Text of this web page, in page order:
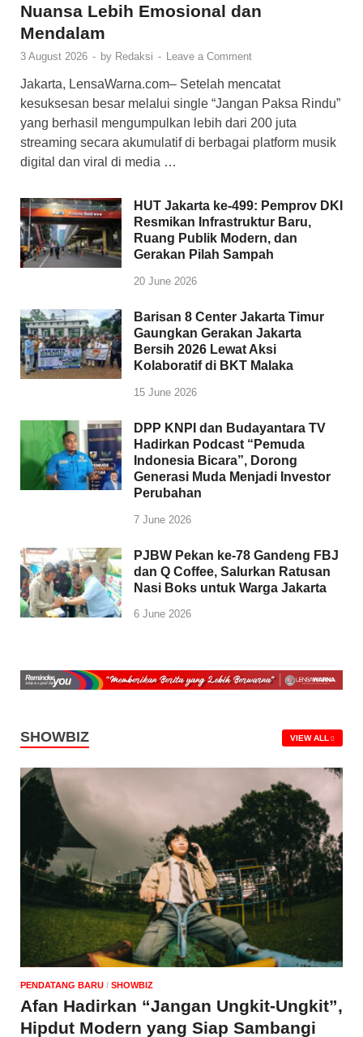
Nuansa Lebih Emosional dan
Mendalam
3 August 2026 - by Redaksi - Leave a Comment
Jakarta, LensaWarna.com– Setelah mencatat
kesuksesan besar melalui single “Jangan Paksa Rindu”
yang berhasil mengumpulkan lebih dari 200 juta
streaming secara akumulatif di berbagai platform musik
digital dan viral di media …
HUT Jakarta ke-499: Pemprov DKI
Resmikan Infrastruktur Baru,
Ruang Publik Modern, dan
Gerakan Pilah Sampah
20 June 2026
Barisan 8 Center Jakarta Timur
Gaungkan Gerakan Jakarta
Bersih 2026 Lewat Aksi
Kolaboratif di BKT Malaka
15 June 2026
DPP KNPI dan Budayantara TV
Hadirkan Podcast “Pemuda
Indonesia Bicara”, Dorong
Generasi Muda Menjadi Investor
Perubahan
7 June 2026
PJBW Pekan ke-78 Gandeng FBJ
dan Q Coffee, Salurkan Ratusan
Nasi Boks untuk Warga Jakarta
6 June 2026
SHOWBIZ VIEW ALL
PENDATANG BARU / ‎SHOWBIZ
Afan Hadirkan “Jangan Ungkit-Ungkit”,
Hipdut Modern yang Siap Sambangi